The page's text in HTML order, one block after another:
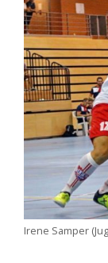
Irene Samper